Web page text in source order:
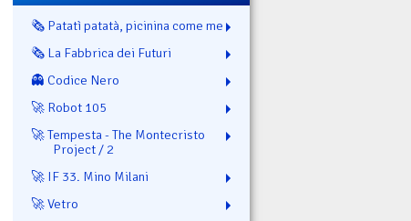
🗞️ Patatì patatà, picinina come me
🗞️ La Fabbrica dei Futuri
👻 Codice Nero
🚀 Robot 105
🚀 Tempesta - The Montecristo
Project / 2
🚀 IF 33. Mino Milani
🚀 Vetro